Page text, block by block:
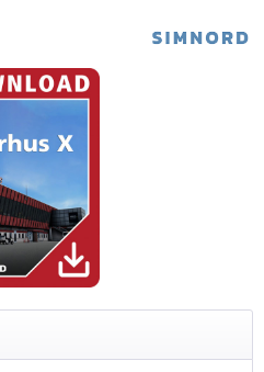
Mega Airport Berlin